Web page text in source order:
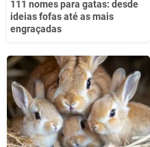
111 nomes para gatas: desde
ideias fofas até as mais
engraçadas